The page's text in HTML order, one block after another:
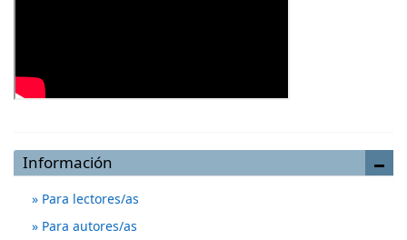
Información
Para lectores/as
Para autores/as